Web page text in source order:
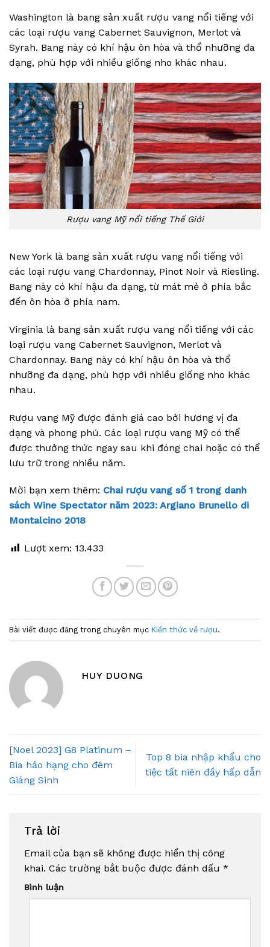
Washington là bang sản xuất rượu vang nổi tiếng với
các loại rượu vang Cabernet Sauvignon, Merlot và
Syrah. Bang này có khí hậu ôn hòa và thổ nhưỡng đa
dạng, phù hợp với nhiều giống nho khác nhau.
Rượu vang Mỹ nổi tiếng Thế Giới
New York là bang sản xuất rượu vang nổi tiếng với
các loại rượu vang Chardonnay, Pinot Noir và Riesling.
Bang này có khí hậu đa dạng, từ mát mẻ ở phía bắc
đến ôn hòa ở phía nam.
Virginia là bang sản xuất rượu vang nổi tiếng với các
loại rượu vang Cabernet Sauvignon, Merlot và
Chardonnay. Bang này có khí hậu ôn hòa và thổ
nhưỡng đa dạng, phù hợp với nhiều giống nho khác
nhau.
Rượu vang Mỹ được đánh giá cao bởi hương vị đa
dạng và phong phú. Các loại rượu vang Mỹ có thể
được thưởng thức ngay sau khi đóng chai hoặc có thể
lưu trữ trong nhiều năm.
Mời bạn xem thêm: Chai rượu vang số 1 trong danh
sách Wine Spectator năm 2023: Argiano Brunello di
Montalcino 2018
Lượt xem: 13.433
Bài viết được đăng trong chuyên mục Kiến thức về rượu.
HUY DUONG
[Noel 2023] G8 Platinum –
Bia hảo hạng cho đêm
Giáng Sinh
Top 8 bia nhập khẩu cho
tiệc tất niên đầy hấp dẫn
Trả lời
Email của bạn sẽ không được hiển thị công
khai. Các trường bắt buộc được đánh dấu *
Bình luận